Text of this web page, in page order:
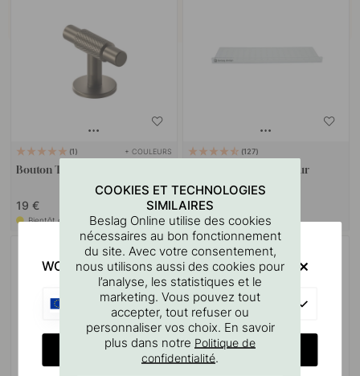
1 + COULEURS
Bouton T Manor - Mat Bronze
19 €
Bientôt en stock
127
Gabarit De Perçage Pour
Poignées Et Boutons
7 €
En stock
COOKIES ET TECHNOLOGIES
SIMILAIRES
Beslag Online utilise des cookies
nécessaires au bon fonctionnement
du site. Avec votre consentement,
nous utilisons aussi des cookies pour
l’analyse, les statistiques et le
marketing. Vous pouvez tout
accepter, tout refuser ou
personnaliser vos choix. En savoir
plus dans notre Politique de
confidentialité.
WOULD YOU RATHER VISIT?
CHANGE COUNTRY